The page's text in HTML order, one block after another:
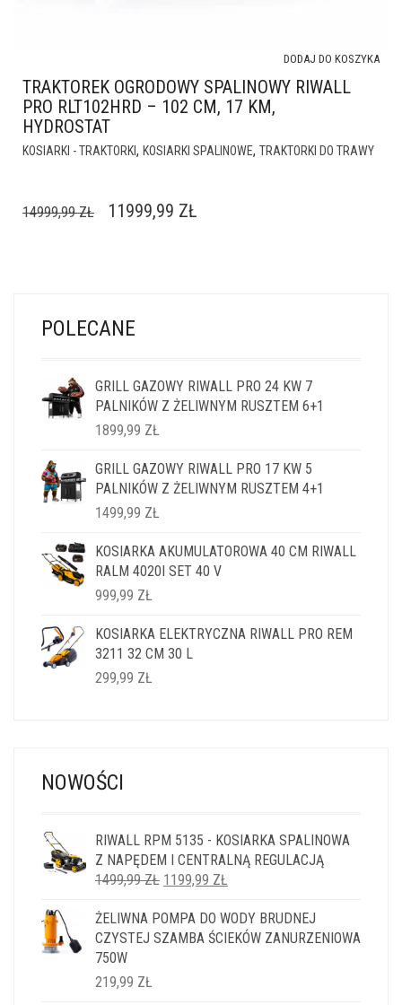
TRAKTOREK OGRODOWY SPALINOWY RIWALL
PRO RLT102HRD – 102 CM, 17 KM,
HYDROSTAT
KOSIARKI - TRAKTORKI, KOSIARKI SPALINOWE, TRAKTORKI DO TRAWY
DODAJ DO KOSZYKA
14999,99ZŁ
PIERWOTNA
11999,99 ZŁ
POLECANE
GRILL GAZOWY RIWALL PRO 24 KW 7
PALNIKÓW Z ŻELIWNYM RUSZTEM 6+1
1899,99 ZŁ
GRILL GAZOWY RIWALL PRO 17 KW 5
PALNIKÓW Z ŻELIWNYM RUSZTEM 4+1
1499,99 ZŁ
KOSIARKA AKUMULATOROWA 40 CM RIWALL
RALM 4020I SET 40 V
999,99 ZŁ
KOSIARKA ELEKTRYCZNA RIWALL PRO REM
3211 32 CM 30 L
299,99 ZŁ
NOWOŚCI
RIWALL RPM 5135 - KOSIARKA SPALINOWA
Z NAPĘDEM I CENTRALNĄ REGULACJĄ
1499,99ZŁ PIERWOTNA
WYNOSIŁA:
1499,99 ZŁ.
1199,99 ZŁ
WYNOSI:
1199,99 ZŁ.
ŻELIWNA POMPA DO WODY BRUDNEJ
CZYSTEJ SZAMBA ŚCIEKÓW ZANURZENIOWA
750W
219,99 ZŁ